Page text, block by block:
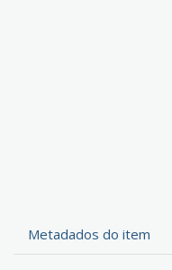
Metadados do item